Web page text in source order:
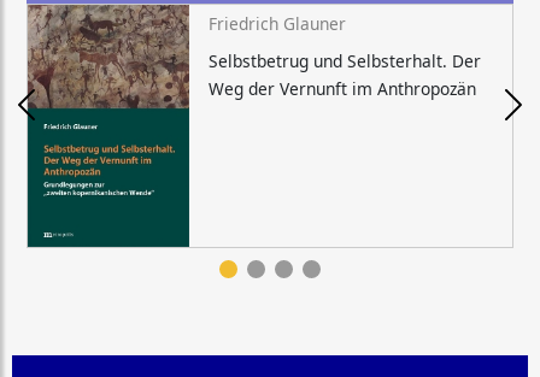
Friedrich Glauner
Selbstbetrug und Selbsterhalt. Der
Weg der Vernunft im Anthropozän